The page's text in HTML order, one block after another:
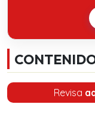
Revisa